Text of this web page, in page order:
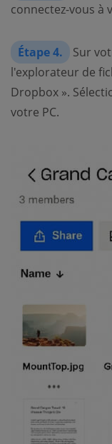
connectez-vous à
Étape 4.
Sur
l'explorateur de
Dropbox ».
votre PC.